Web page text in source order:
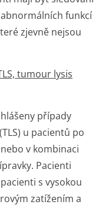
funkcí
zjevně nejsou
tumour lysis
případy
u pacientů po
v kombinaci
Pacienti
s vysokou
zatížením a